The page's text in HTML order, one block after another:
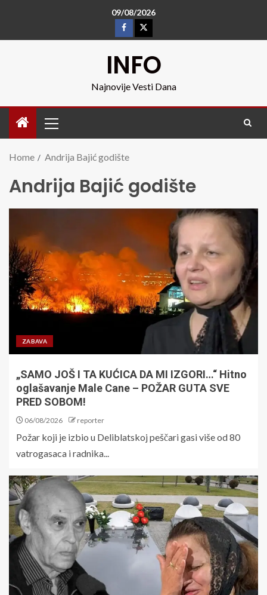
09/08/2026
INFO
Najnovije Vesti Dana
Home Andrija Bajić godište
Andrija Bajić godište
ZABAVA
„SAMO JOŠ I TA KUĆICA DA MI IZGORI…“ Hitno
oglašavanje Male Cane – POŽAR GUTA SVE
PRED SOBOM!
06/08/2026 reporter
Požar koji je izbio u Deliblatskoj peščari gasi više od 80
vatrogasaca i radnika...